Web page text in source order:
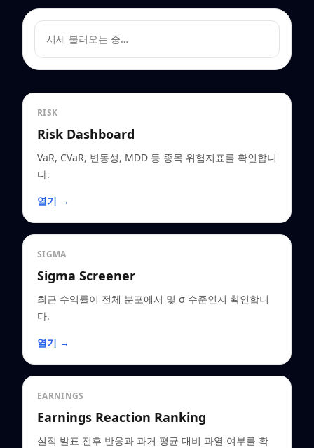
시세 불러오는 중…
RISK
Risk Dashboard
VaR, CVaR, 변동성, MDD 등 종목 위험지표를 확인합니
다.
열기 →
SIGMA
Sigma Screener
최근 수익률이 전체 분포에서 몇 σ 수준인지 확인합니
다.
열기 →
EARNINGS
Earnings Reaction Ranking
실적 발표 전후 반응과 과거 평균 대비 과열 여부를 확